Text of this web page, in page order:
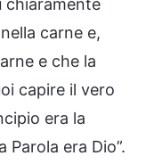
carne e,
e che la
capire il vero
era la
Parola era Dio”.